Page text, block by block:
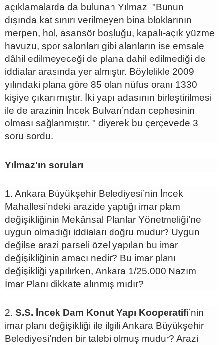
açıklamalarda da bulunan Yılmaz "Bunun
dışında kat sınırı verilmeyen bina bloklarının
merpen, hol, asansör boşluğu, kapalı-açık yüzme
havuzu, spor salonları gibi alanların ise emsale
dâhil edilmeyeceği de plana dahil edilmediği de
iddialar arasında yer almıştır. Böylelikle 2009
yılındaki plana göre 85 olan nüfus oranı 1330
kişiye çıkarılmıştır. İki yapı adasının birleştirilmesi
ile de arazinin İncek Bulvarı’ndan cephesinin
olması sağlanmıştır. " diyerek bu çerçevede 3
soru sordu.
Yılmaz'ın soruları
1. Ankara Büyükşehir Belediyesi’nin İncek
Mahallesi’ndeki arazide yaptığı imar plam
değişikliğinin Mekânsal Planlar Yönetmeliği’ne
uygun olmadığı iddiaları doğru mudur? Uygun
değilse arazi parseli özel yapılan bu imar
değişikliğinin amacı nedir? Bu imar planı
değişikliği yapılırken, Ankara 1/25.000 Nazım
İmar Planı dikkate alınmış mıdır?
2. S.S. İncek Dam Konut Yapı Kooperatifi’nin
imar planı değişikliği ile ilgili Ankara Büyükşehir
Belediyesi’nden bir talebi olmuş mudur? Arazi